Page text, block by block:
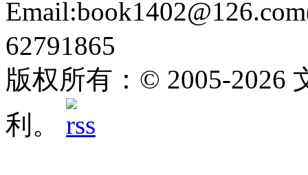
62791865
版权所有：© 2005-2026
利。